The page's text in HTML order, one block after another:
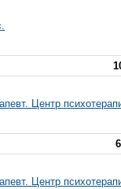
Центр
Центр